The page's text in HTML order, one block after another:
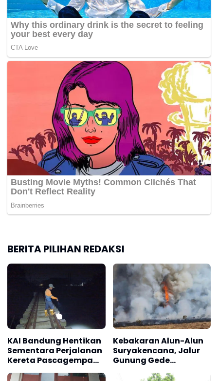
BERITA PILIHAN REDAKSI
KAI Bandung Hentikan
Sementara Perjalanan
Kereta Pascagempa
Pangandaran
Kebakaran Alun-Alun
Suryakencana, Jalur
Gunung Gede
Pangrango Ditutup